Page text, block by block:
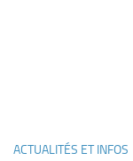
ACTUALITÉS ET INFOS